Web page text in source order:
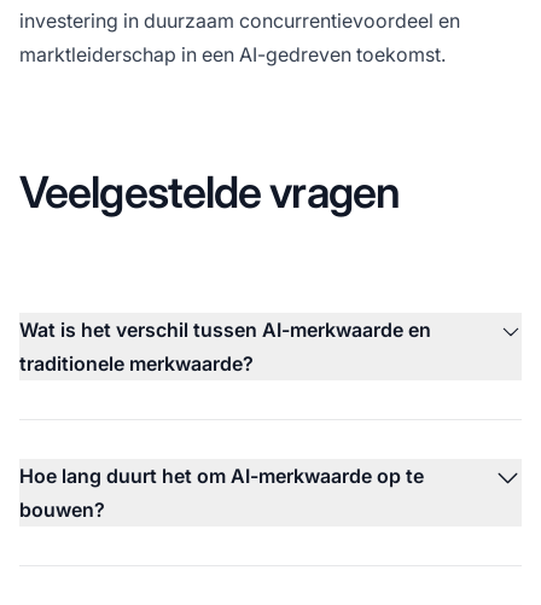
investering in duurzaam concurrentievoordeel en
marktleiderschap in een AI-gedreven toekomst.
Veelgestelde vragen
Wat is het verschil tussen AI-merkwaarde en
traditionele merkwaarde?
Hoe lang duurt het om AI-merkwaarde op te
bouwen?